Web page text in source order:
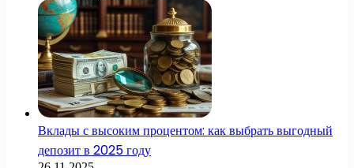
Вклады с высоким процентом: как выбрать выгодный
депозит в 2025 году